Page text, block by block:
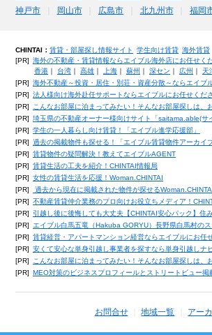
神戸市
岡山市 広島市 北九州市 福岡
CHINTAI： 賃貸・部屋探し情報サイト 学生向け賃貸 海外賃貸
[PR] 海外の不動産・賃貸情報ならエイブル海外店にお任せく
香港｜ 台湾｜ 高雄｜ 上海｜ 蘇州 深セン 広州 天
[PR] 海外不動産～投資・居住・別荘・資産分散～ならエイブ
[PR] 法人様向け海外赴任サポートならエイブルにお任せくだ
[PR]
こんなお部屋に泊まってみたい！そんなお部屋探しは、
[PR] 埼玉県の不動産オーナー様向けサイト「saitama.able(サ
[PR] 学生の一人暮らし向け賃貸！「エイブル進学応援部」
[PR] 過去の掲載物件も探せる！「エイブル賃貸物件アーカイブ
[PR] 賃貸物件の疑問解決！教えてエイブルAGENT
[PR] 賃貸生活の工夫を紹介！CHINTAI情報局
[PR] 女性の賃貸生活を応援！Woman.CHINTAI
[PR]
過去から現在に掲載された物件が探せる
[PR] 不動産賃貸仲介業務のプロ向けお役立ちメディア！
[PR]
引越し後に後悔しても大丈夫【CHINTAI安心パック】住
[PR] エイブル白馬五竜（Hakuba GORYU）長野県白馬村の
[PR] 賃貸経営・アパートマンション経営ならエイブルにお任
[PR] 安くて安心な単身引越し事業者を探すなら単身引越しナ
[PR]
こんなお部屋に泊まってみたい！そんなお部屋探しは、
[PR] MEO対策のビジネスプロフィールとストリートビュー掲
お問合せ 地域一覧 アー